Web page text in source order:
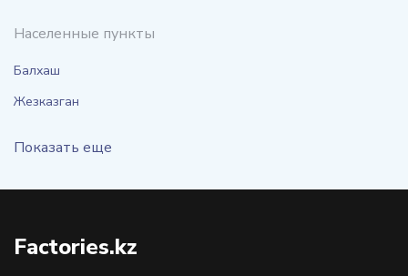
Населенные пункты
Балхаш
Жезказган
Показать еще
Factories.kz